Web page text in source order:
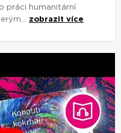
práci humanitární
zobrazit více